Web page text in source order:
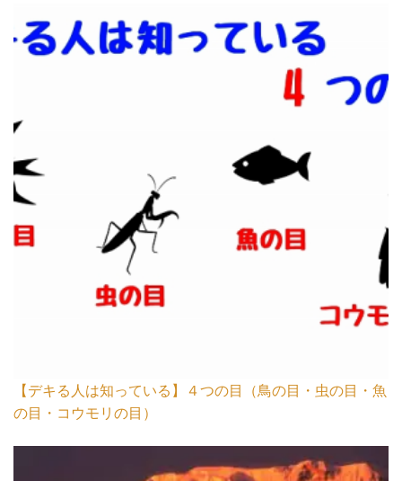
【デキる人は知っている】４つの目（鳥の目・虫の目・魚
の目・コウモリの目）